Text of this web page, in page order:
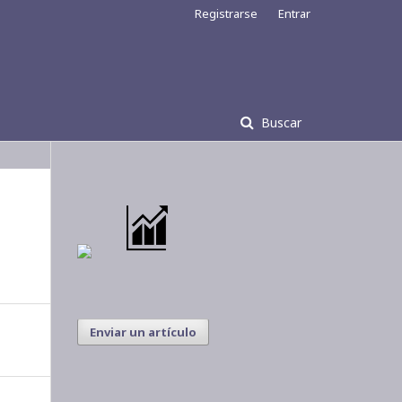
Buscar
Registrarse Entrar
Enviar un artículo